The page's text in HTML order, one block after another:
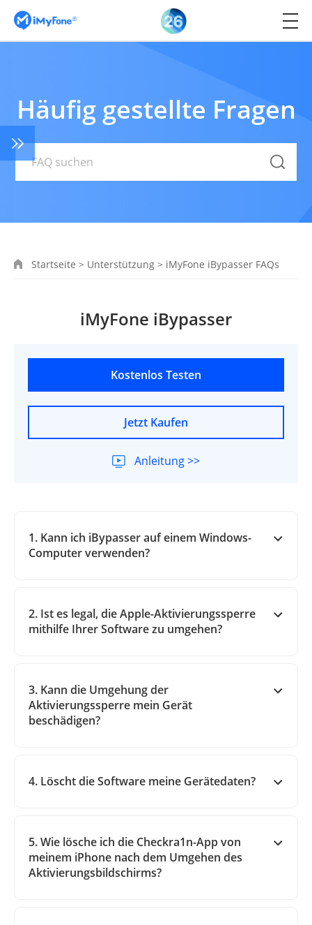
Häufig gestellte Fragen
Startseite > Unterstützung > iMyFone iBypasser FAQs
iMyFone iBypasser
Kostenlos Testen
Jetzt Kaufen
Anleitung >>
1. Kann ich iBypasser auf einem Windows-
Computer verwenden?
2. Ist es legal, die Apple-Aktivierungssperre
mithilfe Ihrer Software zu umgehen?
3. Kann die Umgehung der
Aktivierungssperre mein Gerät
beschädigen?
4. Löscht die Software meine Gerätedaten?
5. Wie lösche ich die Checkra1n-App von
meinem iPhone nach dem Umgehen des
Aktivierungsbildschirms?